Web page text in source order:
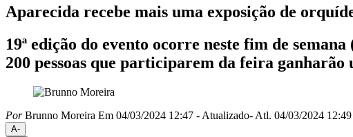
Aparecida recebe mais uma exposição de
19ª edição do evento ocorre neste fim de
200 pessoas que participarem da feira
PorBrunno Moreira Em 04/03/2024 12:47 - Atualizado- Atl. 04/03/2024 12:49
A-